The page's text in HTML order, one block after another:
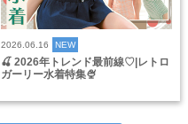
2026.06.16 NEW
🍒 2026年トレンド最前線♡|レトロ
ガーリー水着特集🍨